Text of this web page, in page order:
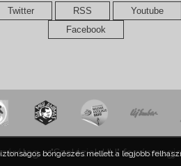
böngészés mellett a legjobb
Twitter RSS
Youtube
Facebook
a "Szaléziak.HU"